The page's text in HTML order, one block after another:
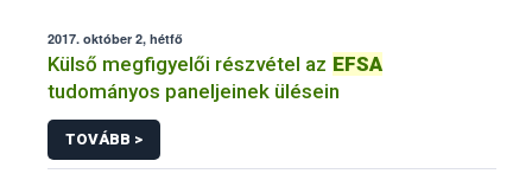
2017. október 2, hétfő
Külső megfigyelői részvétel az EFSA
tudományos paneljeinek ülésein
TOVÁBB >